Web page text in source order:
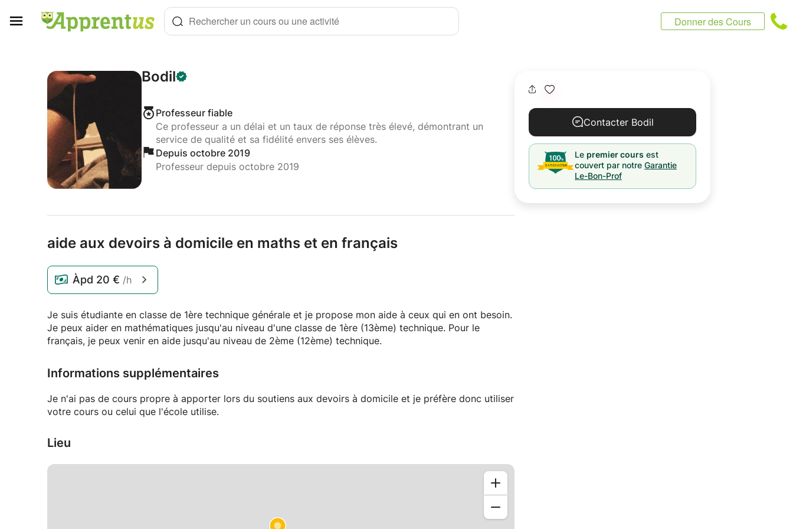
Rechercher un cours ou une activité Donner des Cours
Bodil
Professeur fiable
Ce professeur a un délai et un taux de réponse très élevé, démontrant un
service de qualité et sa fidélité envers ses élèves.
Depuis octobre 2019
Professeur depuis octobre 2019
aide aux devoirs à domicile en maths et en français
Àpd 20 € /h
Je suis étudiante en classe de 1ère technique générale et je propose mon aide à ceux qui en ont besoin.
Je peux aider en mathématiques jusqu'au niveau d'une classe de 1ère (13ème) technique. Pour le
français, je peux venir en aide jusqu'au niveau de 2ème (12ème) technique.
Informations supplémentaires
Je n'ai pas de cours propre à apporter lors du soutiens aux devoirs à domicile et je préfère donc utiliser
votre cours ou celui que l'école utilise.
Lieu
Contacter Bodil
Le premier cours est
couvert par notre Garantie
Le-Bon-Prof